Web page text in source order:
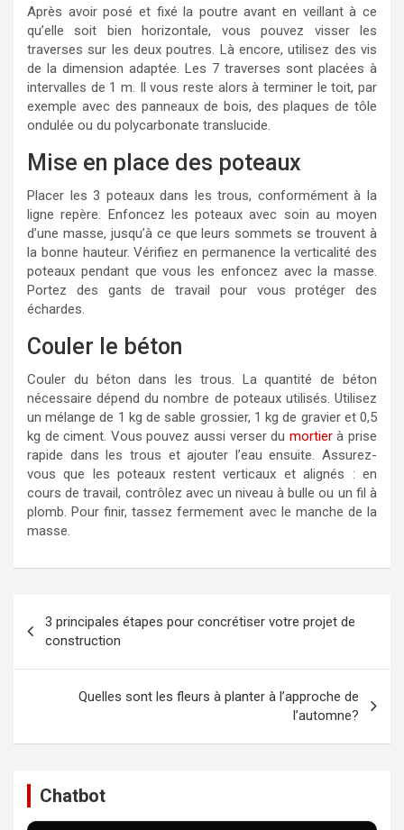
Après avoir posé et fixé la poutre avant en veillant à ce
qu’elle soit bien horizontale, vous pouvez visser les
traverses sur les deux poutres. Là encore, utilisez des vis
de la dimension adaptée. Les 7 traverses sont placées à
intervalles de 1 m. Il vous reste alors à terminer le toit, par
exemple avec des panneaux de bois, des plaques de tôle
ondulée ou du polycarbonate translucide.
Mise en place des poteaux
Placer les 3 poteaux dans les trous, conformément à la
ligne repère. Enfoncez les poteaux avec soin au moyen
d’une masse, jusqu’à ce que leurs sommets se trouvent à
la bonne hauteur. Vérifiez en permanence la verticalité des
poteaux pendant que vous les enfoncez avec la masse.
Portez des gants de travail pour vous protéger des
échardes.
Couler le béton
Couler du béton dans les trous. La quantité de béton
nécessaire dépend du nombre de poteaux utilisés. Utilisez
un mélange de 1 kg de sable grossier, 1 kg de gravier et 0,5
kg de ciment. Vous pouvez aussi verser du mortierà prise
rapide dans les trous et ajouter l’eau ensuite. Assurez-
vous que les poteaux restent verticaux et alignés : en
cours de travail, contrôlez avec un niveau à bulle ou un fil à
plomb. Pour finir, tassez fermement avec le manche de la
masse.
de
l’article
3 principales étapes pour concrétiser votre projet de
construction
Quelles sont les fleurs à planter à l’approche de
l’automne?
Chatbot